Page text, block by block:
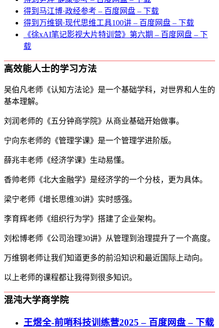
得到马江博·政经参考 – 百度网盘 – 下载
得到万维钢·现代思维⼯具100讲 – 百度网盘 – 下载
《徐xAI笔记影视大片特训营》第六期 – 百度网盘 – 下
载
高效能人士的学习方法
吴伯凡老师《认知方法论》是一个基础学科，对世界和人生的
基本理解。
刘润老师的《五分钟商学院》从商业基础开始做事。
宁向东老师的《管理学课》是一个管理学进阶版。
薛兆丰老师《经济学课》生动易懂。
香帅老师《北大金融学》是经济学的一个分枝，更为具体。
梁宁老师《增长思维30讲》实时感强。
李育辉老师《组织行为学》搭建了企业架构。
刘松博老师《公司治理30讲》从管理到治理提升了一个高度。
万维钢老师让我们知道更多的前沿知识和最近国际上动向。
以上老师的课程都让我得到很多知识。
混沌大学商学院
王煜全-前哨科技训练营2025 – 百度网盘 – 下载